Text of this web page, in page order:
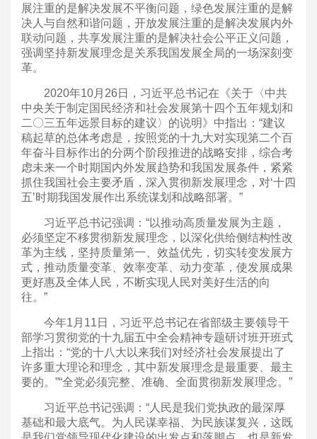
展注重的是解决发展不平衡问题，绿色发展注重的是解
决人与自然和谐问题，开放发展注重的是解决发展内外
联动问题，共享发展注重的是解决社会公平正义问题，
强调坚持新发展理念是关系我国发展全局的一场深刻变
革。
2020年10月26日，习近平总书记在《关于〈中共
中央关于制定国民经济和社会发展第十四个五年规划和
二〇三五年远景目标的建议〉的说明》中指出：“建议
稿起草的总体考虑是，按照党的十九大对实现第二个百
年奋斗目标作出的分两个阶段推进的战略安排，综合考
虑未来一个时期国内外发展趋势和我国发展条件，紧紧
抓住我国社会主要矛盾，深入贯彻新发展理念，对‘十四
五’时期我国发展作出系统谋划和战略部署。”
习近平总书记强调：“以推动高质量发展为主题，
必须坚定不移贯彻新发展理念，以深化供给侧结构性改
革为主线，坚持质量第一、效益优先，切实转变发展方
式，推动质量变革、效率变革、动力变革，使发展成果
更好惠及全体人民，不断实现人民对美好生活的向
往。”
今年1月11日，习近平总书记在省部级主要领导干
部学习贯彻党的十九届五中全会精神专题研讨班开班式
上指出：“党的十八大以来我们对经济社会发展提出了
许多重大理论和理念，其中新发展理念是最重要、最主
要的。”“全党必须完整、准确、全面贯彻新发展理念。”
习近平总书记强调：“人民是我们党执政的最深厚
基础和最大底气。为人民谋幸福、为民族谋复兴，这既